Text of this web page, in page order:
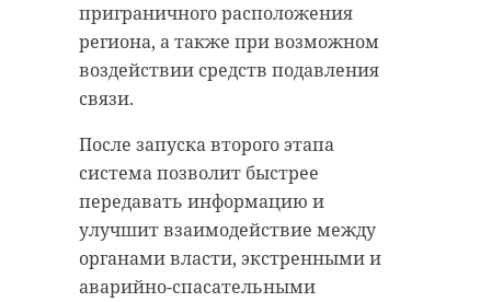
приграничного расположения
региона, а также при возможном
воздействии средств подавления
связи.
После запуска второго этапа
система позволит быстрее
передавать информацию и
улучшит взаимодействие между
органами власти, экстренными и
аварийно-спасательными